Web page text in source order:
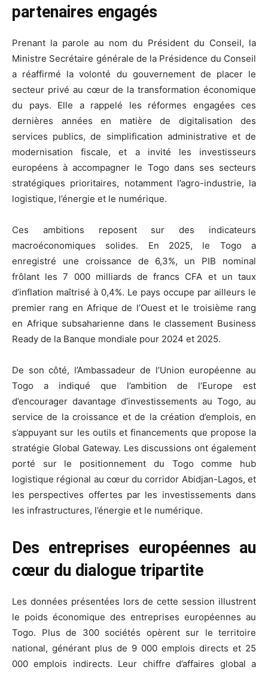
partenaires engagés
Prenant la parole au nom du Président du Conseil, la
Ministre Secrétaire générale de la Présidence du Conseil
a réaffirmé la volonté du gouvernement de placer le
secteur privé au cœur de la transformation économique
du pays. Elle a rappelé les réformes engagées ces
dernières années en matière de digitalisation des
services publics, de simplification administrative et de
modernisation fiscale, et a invité les investisseurs
européens à accompagner le Togo dans ses secteurs
stratégiques prioritaires, notamment l’agro-industrie, la
logistique, l’énergie et le numérique.
Ces ambitions reposent sur des indicateurs
macroéconomiques solides. En 2025, le Togo a
enregistré une croissance de 6,3%, un PIB nominal
frôlant les 7 000 milliards de francs CFA et un taux
d’inflation maîtrisé à 0,4%. Le pays occupe par ailleurs le
premier rang en Afrique de l’Ouest et le troisième rang
en Afrique subsaharienne dans le classement Business
Ready de la Banque mondiale pour 2024 et 2025.
De son côté, l’Ambassadeur de l’Union européenne au
Togo a indiqué que l’ambition de l’Europe est
d’encourager davantage d’investissements au Togo, au
service de la croissance et de la création d’emplois, en
s’appuyant sur les outils et financements que propose la
stratégie Global Gateway. Les discussions ont également
porté sur le positionnement du Togo comme hub
logistique régional au cœur du corridor Abidjan-Lagos, et
les perspectives offertes par les investissements dans
les infrastructures, l’énergie et le numérique.
Des entreprises européennes au
cœur du dialogue tripartite
Les données présentées lors de cette session illustrent
le poids économique des entreprises européennes au
Togo. Plus de 300 sociétés opèrent sur le territoire
national, générant plus de 9 000 emplois directs et 25
000 emplois indirects. Leur chiffre d’affaires global a